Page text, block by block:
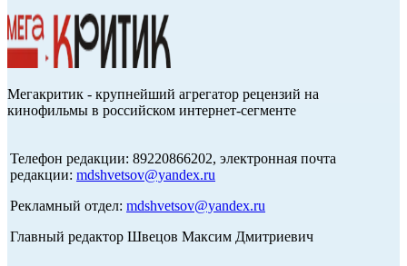
Мегакритик - крупнейший агрегатор рецензий на
кинофильмы в российском интернет-сегменте
Телефон редакции: 89220866202, электронная почта
редакции: mdshvetsov@yandex.ru
Рекламный отдел: mdshvetsov@yandex.ru
Главный редактор Швецов Максим Дмитриевич